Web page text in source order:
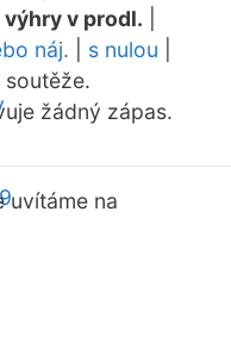
výhry v prodl.
náj. s nulou
žádný zápas.
uvítáme na